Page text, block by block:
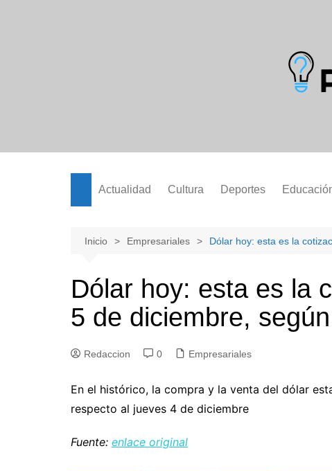
Actualidad Cultura Deportes
Inicio Empresariales Dólar hoy: esta es la
Dólar hoy: esta es la
5 de diciembre,
Redaccion 0 Empresariales
En el histórico, la compra y la venta del dólar
respecto al jueves 4 de diciembre
Fuente: enlace original